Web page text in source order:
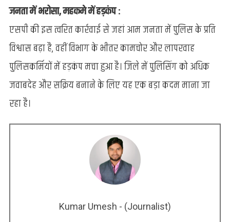
जनता में भरोसा, महकमे में हड़कंप :
एसपी की इस त्वरित कार्रवाई से जहां आम जनता में पुलिस के प्रति
विश्वास बढ़ा है, वहीं विभाग के भीतर कामचोर और लापरवाह
पुलिसकर्मियों में हड़कंप मचा हुआ है। जिले में पुलिसिंग को अधिक
जवाबदेह और सक्रिय बनाने के लिए यह एक बड़ा कदम माना जा
रहा है।
Kumar Umesh - (Journalist)